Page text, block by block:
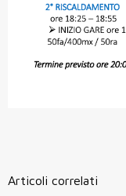
Articoli correlati